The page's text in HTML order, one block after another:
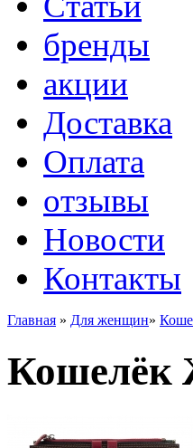
бренды
акции
Доставка
Оплата
отзывы
Новости
Контакты
Главная » Для женщин»
Кошелёк